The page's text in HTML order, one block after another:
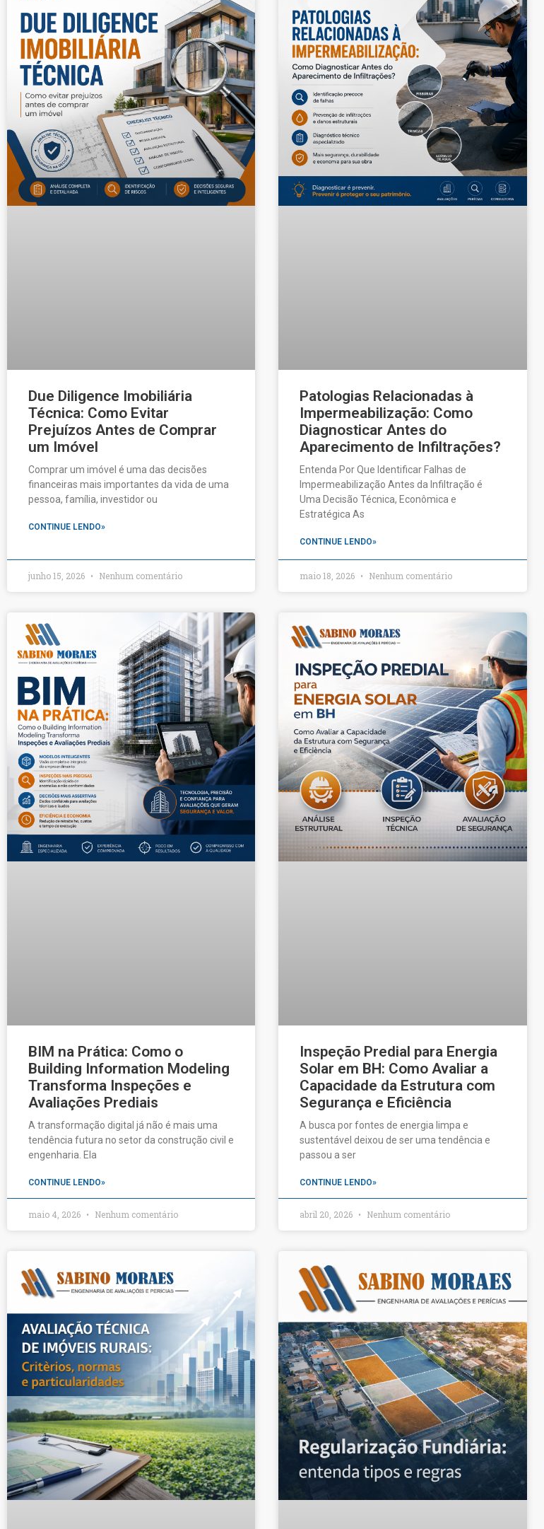
Due Diligence Imobiliária
Técnica: Como Evitar
Prejuízos Antes de Comprar
um Imóvel
Comprar um imóvel é uma das decisões
financeiras mais importantes da vida de uma
pessoa, família, investidor ou
CONTINUE LENDO»
junho 15, 2026 Nenhum comentário
Patologias Relacionadas à
Impermeabilização: Como
Diagnosticar Antes do
Aparecimento de Infiltrações?
Entenda Por Que Identificar Falhas de
Impermeabilização Antes da Infiltração é
Uma Decisão Técnica, Econômica e
Estratégica As
CONTINUE LENDO»
maio 18, 2026 Nenhum comentário
BIM na Prática: Como o
Building Information Modeling
Transforma Inspeções e
Avaliações Prediais
A transformação digital já não é mais uma
tendência futura no setor da construção civil e
engenharia. Ela
CONTINUE LENDO»
maio 4, 2026 Nenhum comentário
Inspeção Predial para Energia
Solar em BH: Como Avaliar a
Capacidade da Estrutura com
Segurança e Eficiência
A busca por fontes de energia limpa e
sustentável deixou de ser uma tendência e
passou a ser
CONTINUE LENDO»
abril 20, 2026 Nenhum comentário